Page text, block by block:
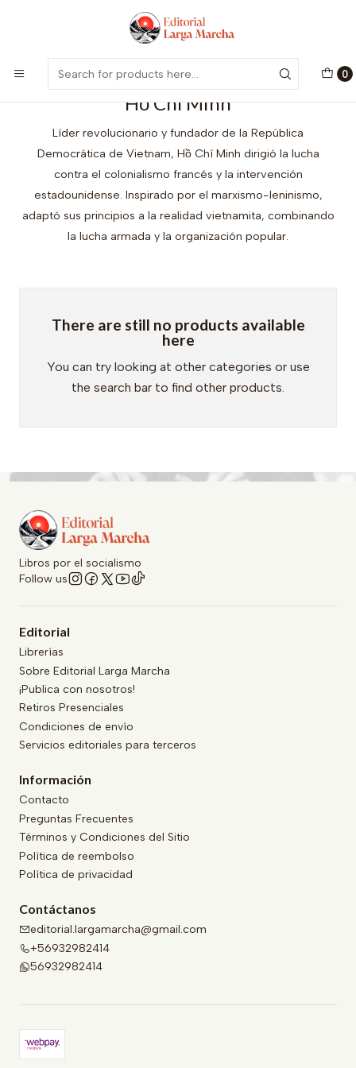
0
Encuentra nuestro catálogo aquí
Hồ Chí Minh
Líder revolucionario y fundador de la República
Democrática de Vietnam, Hồ Chí Minh dirigió la lucha
contra el colonialismo francés y la intervención
estadounidense. Inspirado por el marxismo-leninismo,
adaptó sus principios a la realidad vietnamita, combinando
la lucha armada y la organización popular.
There are still no products available
here
You can try looking at other categories or use
the search bar to find other products.
Libros por el socialismo
Follow us
Editorial
Librerías
Sobre Editorial Larga Marcha
¡Publica con nosotros!
Retiros Presenciales
Condiciones de envío
Servicios editoriales para terceros
Información
Contacto
Preguntas Frecuentes
Términos y Condiciones del Sitio
Política de reembolso
Política de privacidad
Contáctanos
editorial.largamarcha@gmail.com
+56932982414
56932982414